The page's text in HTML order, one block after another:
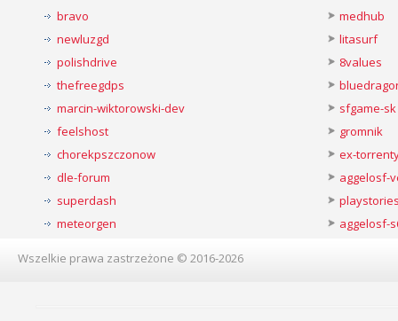
bravo
newluzgd
polishdrive
thefreegdps
marcin-wiktorowski-dev
feelshost
chorekpszczonow
dle-forum
superdash
meteorgen
medhub
litasurf
8values
sfgame-sk
gromnik
ex-
aggelosf-
aggelosf-
Wszelkie prawa zastrzeżone © 2016-2026